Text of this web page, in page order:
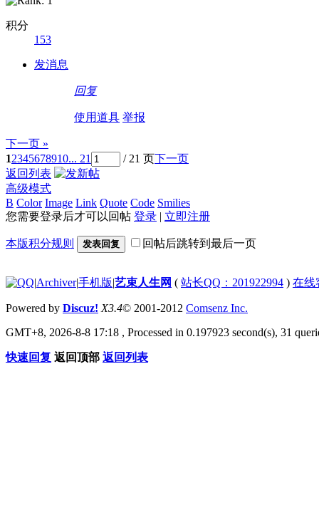
积分
153
发消息
回复
使用道具 举报
下一页 »
12345678910... 21 / 21 页下一页
返回列表
高级模式
B Color Image Link Quote Code Smilies
您需要登录后才可以回帖 登录 | 立即注册
本版积分规则 发表回复 回帖后跳转到最后一页
|Archiver|手机版|艺束人生网 ( 站长QQ：201922994 ) 在线
Powered by Discuz! X3.4© 2001-2012 Comsenz Inc.
GMT+8, 2026-8-8 17:18 , Processed in 0.197923 second(s), 31
快速回复 返回顶部 返回列表